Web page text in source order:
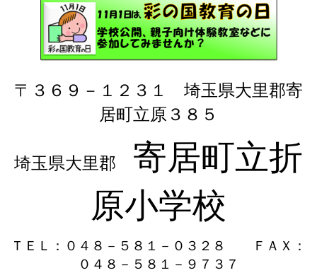
〒３６９－１２３１ 埼玉県大里郡寄
居町立原３８５
埼玉県大里郡
寄居町立折
原小学校
ＴＥＬ：０４８－５８１－０３２８
ＦＡＸ：
０４８－５８１－９７３７